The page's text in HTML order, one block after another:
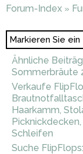
Forum-Index »
Ähnliche
Sommerbräute
Verkaufe
Haarkamm,
Schleifen
Suche FlipFlops: